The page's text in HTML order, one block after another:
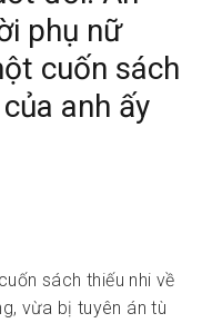
phụ nữ
cuốn sách
anh ấy
sách thiếu nhi về
vừa bị tuyên án tù